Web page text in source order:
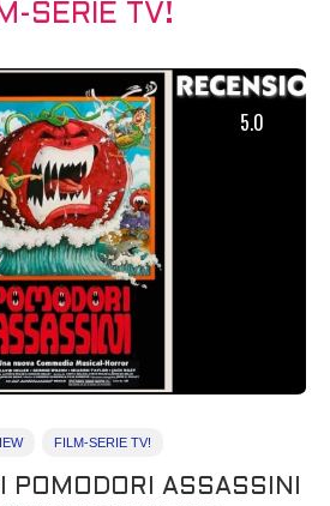
SERIE TV!
5.0
FILM-SERIE TV!
POMODORI ASSASSINI